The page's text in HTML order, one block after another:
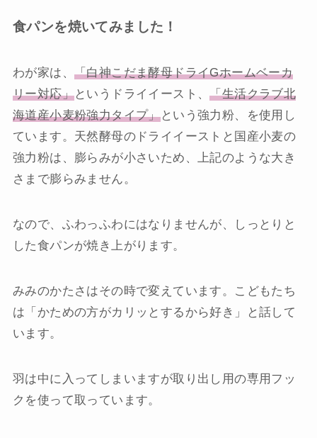
食パンを焼いてみました！
わが家は、 「白神こだま酵母ドライGホームベーカ
リー対応」というドライイースト、「生活クラブ北
海道産小麦粉強力タイプ」という強力粉、を使用し
ています。天然酵母のドライイーストと国産小麦の
強力粉は、膨らみが小さいため、上記のような大き
さまで膨らみません。
なので、ふわっふわにはなりませんが、しっとりと
した食パンが焼き上がります。
みみのかたさはその時で変えています。こどもたち
は「かための方がカリッとするから好き」と話して
います。
羽は中に入ってしまいますが取り出し用の専用フッ
クを使って取っています。